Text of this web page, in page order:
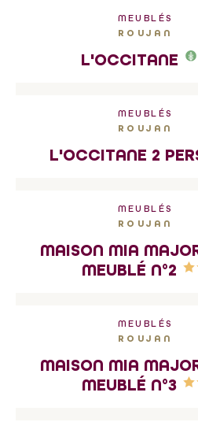
MEUBLÉS
ROUJAN
L'OCCITANE
MEUBLÉS
ROUJAN
L'OCCITANE 2
MEUBLÉS
ROUJAN
MAISON MIA
MEUBLÉ N°2
MEUBLÉS
ROUJAN
MAISON MIA
MEUBLÉ N°3